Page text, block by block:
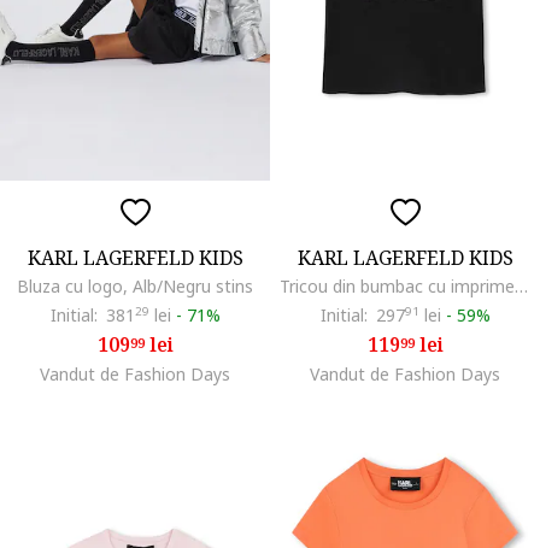
KARL LAGERFELD KIDS
Bluza cu logo, Alb/Negru stins
Initial: 381 29 lei - 71%
10999lei
Vandut de Fashion Days
KARL LAGERFELD KIDS
Tricou din bumbac cu imprimeu logo, Negru
Initial: 29791 lei - 59%
11999lei
Vandut de Fashion Days